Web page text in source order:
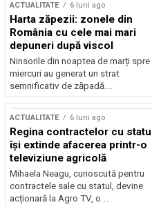
ACTUALITATE 6 luni ago
Harta zăpezii: zonele din
România cu cele mai mari
depuneri după viscol
Ninsorile din noaptea de marți spre
miercuri au generat un strat
semnificativ de zăpadă...
ACTUALITATE 6 luni ago
Regina contractelor cu
își extinde afacerea printr-o
televiziune agricolă
Mihaela Neagu, cunoscută pentru
contractele sale cu statul, devine
acționară la Agro TV, o...